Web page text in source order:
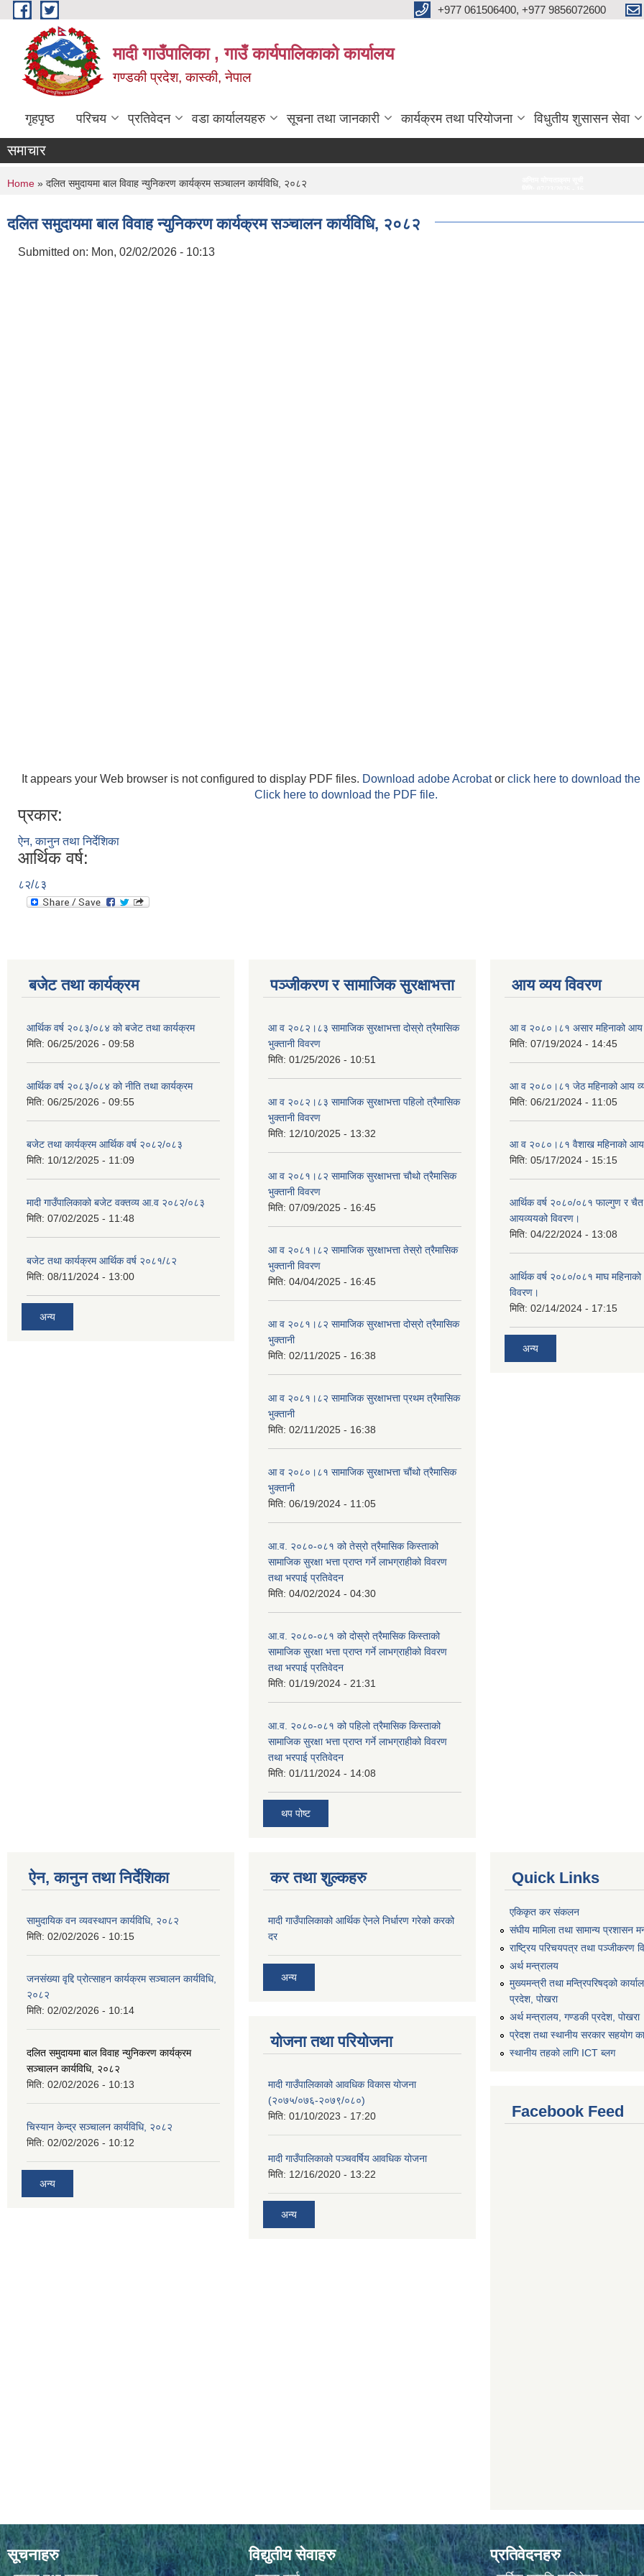
Skip to main content +977 061506400, +977 9856072600
मादी गाउँपालिका , गाउँ कार्यपालिकाको कार्यालय
गण्डकी प्रदेश, कास्की, नेपाल
गृहपृष्ठ परिचय प्रतिवेदन वडा कार्यालयहरु सूचना तथा जानकारी कार्यक्रम तथा परियोजना विधुतीय शुसासन सेवा
समाचार
You are here
Home » दलित समुदायमा बाल विवाह न्युनिकरण कार्यक्रम सञ्‍चालन कार्यविधि, २०८२
दलित समुदायमा बाल विवाह न्युनिकरण कार्यक्रम सञ्‍चालन कार्यविधि, २०८२
Submitted on: Mon, 02/02/2026 - 10:13
It appears your Web browser is not configured to display PDF files. Download adobe Acrobator click here to download the
Click here to download the PDF file.
प्रकार:
ऐन, कानुन तथा निर्देशिका
आर्थिक वर्ष:
८२/८३
बजेट तथा कार्यक्रम
आर्थिक वर्ष २०८३/०८४ को बजेट तथा कार्यक्रम
मिति: 06/25/2026 - 09:58
आर्थिक वर्ष २०८३/०८४ को नीति तथा कार्यक्रम
मिति: 06/25/2026 - 09:55
बजेट तथा कार्यक्रम आर्थिक वर्ष २०८२/०८३
मिति: 10/12/2025 - 11:09
मादी गाउँपालिकाको बजेट वक्तव्य आ.व २०८२/०८३
मिति: 07/02/2025 - 11:48
बजेट तथा कार्यक्रम आर्थिक वर्ष २०८१/८२
मिति: 08/11/2024 - 13:00
अन्य
पञ्जीकरण र सामाजिक सुरक्षाभत्ता
आ व २०८२।८३ सामाजिक सुरक्षाभत्ता दोस्रो त्रैमासिक
भुक्तानी विवरण
मिति: 01/25/2026 - 10:51
आ व २०८२।८३ सामाजिक सुरक्षाभत्ता पहिलो त्रैमासिक
भुक्तानी विवरण
मिति: 12/10/2025 - 13:32
आ व २०८१।८२ सामाजिक सुरक्षाभत्ता चौथो त्रैमासिक
भुक्तानी विवरण
मिति: 07/09/2025 - 16:45
आ व २०८१।८२ सामाजिक सुरक्षाभत्ता तेस्रो त्रैमासिक
भुक्तानी विवरण
मिति: 04/04/2025 - 16:45
आ व २०८१।८२ सामाजिक सुरक्षाभत्ता दोस्रो त्रैमासिक
भुक्तानी
मिति: 02/11/2025 - 16:38
आ व २०८१।८२ सामाजिक सुरक्षाभत्ता प्रथम त्रैमासिक
भुक्तानी
मिति: 02/11/2025 - 16:38
आ व २०८०।८१ सामाजिक सुरक्षाभत्ता चौंथो त्रैमासिक
भुक्तानी
मिति: 06/19/2024 - 11:05
आ.व. २०८०-०८१ को तेस्रो त्रैमासिक किस्ताको
सामाजिक सुरक्षा भत्ता प्राप्त गर्ने लाभग्राहीको विवरण
तथा भरपाई प्रतिवेदन
मिति: 04/02/2024 - 04:30
आ.व. २०८०-०८१ को दोस्रो त्रैमासिक किस्ताको
सामाजिक सुरक्षा भत्ता प्राप्त गर्ने लाभग्राहीको विवरण
तथा भरपाई प्रतिवेदन
मिति: 01/19/2024 - 21:31
आ.व. २०८०-०८१ को पहिलो त्रैमासिक किस्ताको
सामाजिक सुरक्षा भत्ता प्राप्त गर्ने लाभग्राहीको विवरण
तथा भरपाई प्रतिवेदन
मिति: 01/11/2024 - 14:08
थप पोष्ट
आय व्यय विवरण
आ व २०८०।८१ असार महिनाको आय
मिति: 07/19/2024 - 14:45
आ व २०८०।८१ जेठ महिनाको आय
मिति: 06/21/2024 - 11:05
आ व २०८०।८१ वैशाख महिनाको आय
मिति: 05/17/2024 - 15:15
आर्थिक वर्ष २०८०/०८१ फाल्गुण र चैत
आयव्ययको विवरण।
मिति: 04/22/2024 - 13:08
आर्थिक वर्ष २०८०/०८१ माघ
विवरण।
मिति: 02/14/2024 - 17:15
अन्य
ऐन, कानुन तथा निर्देशिका
सामुदायिक वन व्यवस्थापन कार्यविधि, २०८२
मिति: 02/02/2026 - 10:15
जनसंख्या वृद्दि प्रोत्साहन कार्यक्रम सञ्‍चालन कार्यविधि,
२०८२
मिति: 02/02/2026 - 10:14
दलित समुदायमा बाल विवाह न्युनिकरण कार्यक्रम
सञ्‍चालन कार्यविधि, २०८२
मिति: 02/02/2026 - 10:13
चिस्यान केन्द्र सञ्‍चालन कार्यविधि, २०८२
मिति: 02/02/2026 - 10:12
अन्य
कर तथा शुल्कहरु
मादी गाउँपालिकाको आर्थिक ऐनले निर्धारण गरेको करको
दर
अन्य
योजना तथा परियोजना
मादी गाउँपालिकाको आवधिक विकास योजना
(२०७५/०७६-२०७९/०८०)
मिति: 01/10/2023 - 17:20
मादी गाउँपालिकाको पञ्चवर्षिय आवधिक योजना
मिति: 12/16/2020 - 13:22
अन्य
Quick Links
एकिकृत कर संकलन
संघीय मामिला तथा सामान्य प्रशासन
राष्ट्रिय परिचयपत्र तथा पञ्जीकरण
अर्थ मन्त्रालय
मुख्यमन्त्री तथा मन्त्रिपरिषद्को
प्रदेश, पोखरा
अर्थ मन्त्रालय, गण्डकी प्रदेश, पोखरा
प्रेदश तथा स्थानीय सरकार सहयोग
स्थानीय तहको लागि ICT ब्लग
Facebook Feed
सूचनाहरु विद्युतीय सेवाहरु प्रतिवेदनहरु